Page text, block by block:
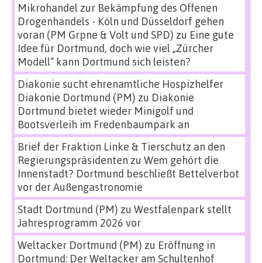
Mikrohandel zur Bekämpfung des Offenen
Drogenhandels - Köln und Düsseldorf gehen
voran (PM Grpne & Volt und SPD) zu Eine gute
Idee für Dortmund, doch wie viel „Zürcher
Modell“ kann Dortmund sich leisten?
Diakonie sucht ehrenamtliche Hospizhelfer
Diakonie Dortmund (PM) zu Diakonie
Dortmund bietet wieder Minigolf und
Bootsverleih im Fredenbaumpark an
Brief der Fraktion Linke & Tierschutz an den
Regierungspräsidenten zu Wem gehört die
Innenstadt? Dortmund beschließt Bettelverbot
vor der Außengastronomie
Stadt Dortmund (PM) zu Westfalenpark stellt
Jahresprogramm 2026 vor
Weltacker Dortmund (PM) zu Eröffnung in
Dortmund: Der Weltacker am Schultenhof